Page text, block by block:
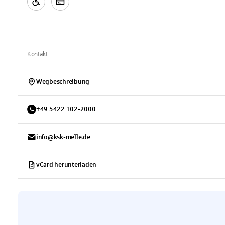
Kontakt
Wegbeschreibung
+49 5422 102-2000
info@ksk-melle.de
vCard herunterladen